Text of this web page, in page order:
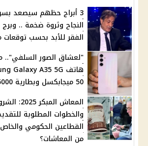
3 أبراج حظهم سيصعد
النجاح وثروة ضخمة ..
الفقر للأبد بحسب
"لعشاق الصور السلفي"..
50 ميجابكسل وبطارية 5000 مللي أمبير
المعاش
والخطوات المطلوبة
القطاعين الحكومي
من المعاشات؟